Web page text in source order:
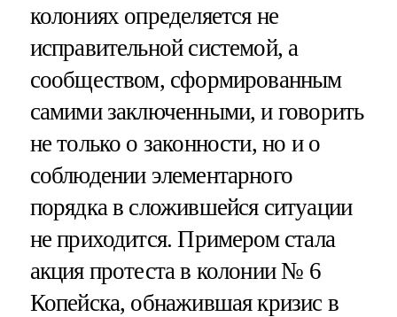
колониях определяется не
исправительной системой, а
сообществом, сформированным
самими заключенными, и говорить
не только о законности, но и о
соблюдении элементарного
порядка в сложившейся ситуации
не приходится. Примером стала
акция протеста в колонии № 6
Копейска, обнажившая кризис в